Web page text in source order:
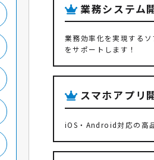
業務システム
業務効率化を実現する
をサポートします！
スマホアプリ
iOS・Android対応の高